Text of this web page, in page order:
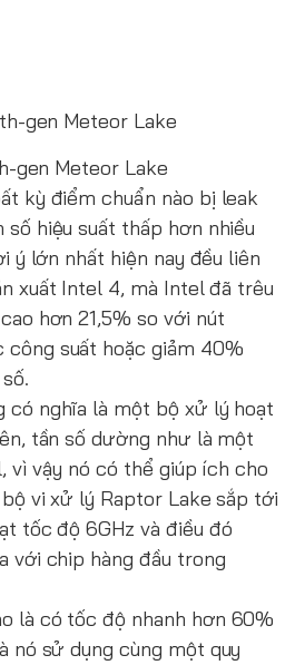
gen Meteor Lake
kỳ điểm chuẩn nào bị leak
hiệu suất thấp hơn nhiều
ý lớn nhất hiện nay đều liên
xuất Intel 4, mà Intel đã trêu
hơn 21,5% so với nút
suất hoặc giảm 40%
có nghĩa là một bộ xử lý hoạt
tần số dường như là một
vậy nó có thể giúp ích cho
vi xử lý Raptor Lake sắp tới
tốc độ 6GHz và điều đó
với chip hàng đầu trong
là có tốc độ nhanh hơn 60%
nó sử dụng cùng một quy